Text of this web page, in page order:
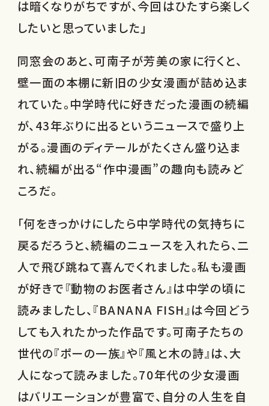
は暗くなりがちですが、今回はひたすら楽しく
したいと思っていました」
同窓会のあと、可南子が芳美の家に行くと、
壁一面の本棚に新旧の少女漫画が詰め込ま
れていた。中学時代に好きだった漫画の続編
が、43年ぶりに出るというニュースで盛り上
がる。漫画のディテールがたくさん盛り込ま
れ、続編が出る“作中漫画”の趣向も読みど
ころだ。
「何をきっかけにしたら中学時代の気持ちに
戻るだろうと、続編のニュースを入れたら、二
人で飛び跳ねて喜んでくれました。私も漫画
が好きで『動物のお医者さん』は中学の頃に
読みましたし、『BANANA FISH』は今回どう
しても入れたかった作品です。可南子たちの
世代の『ポーの一族』や『風と木の詩』は、大
人になって読みました。70年代の少女漫画
はバリエーションが豊富で、自分の人生を自